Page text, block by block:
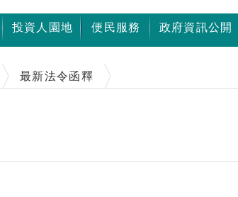
投資人園地 便民服務 政府資訊公開
最新法令函釋